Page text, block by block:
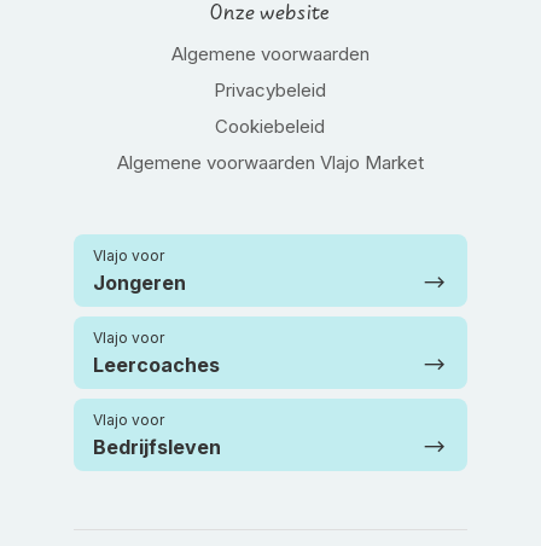
Onze website
Algemene voorwaarden
Privacybeleid
Cookiebeleid
Algemene voorwaarden Vlajo Market
Vlajo voor
Jongeren
Vlajo voor
Leercoaches
Vlajo voor
Bedrijfsleven